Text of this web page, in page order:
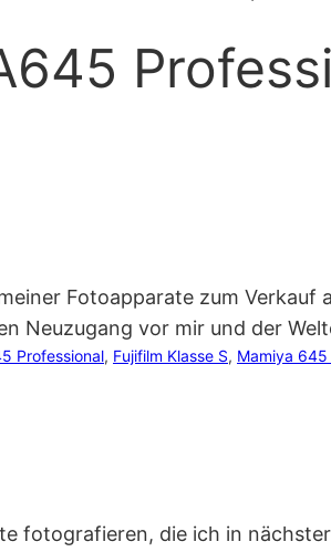
Fotoapparate zum
Neuzugang vor mir und der
Professional, Fujifilm Klasse S, Mamiya 645
fotografieren, die ich in